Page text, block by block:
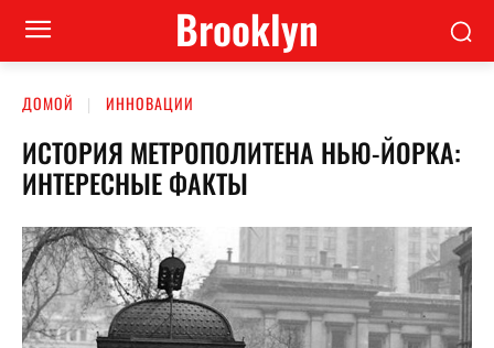
Brooklyn
ДОМОЙ ИННОВАЦИИ
ИСТОРИЯ МЕТРОПОЛИТЕНА НЬЮ-ЙОРКА:
ИНТЕРЕСНЫЕ ФАКТЫ